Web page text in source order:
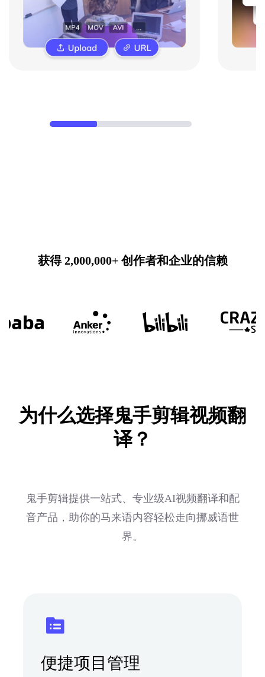
获得 2,000,000+ 创作者和企业的信赖
为什么选择鬼手剪辑视频翻
译？
鬼手剪辑提供一站式、专业级AI视频翻译和配
音产品，助你的马来语内容轻松走向挪威语世
界。
便捷项目管理